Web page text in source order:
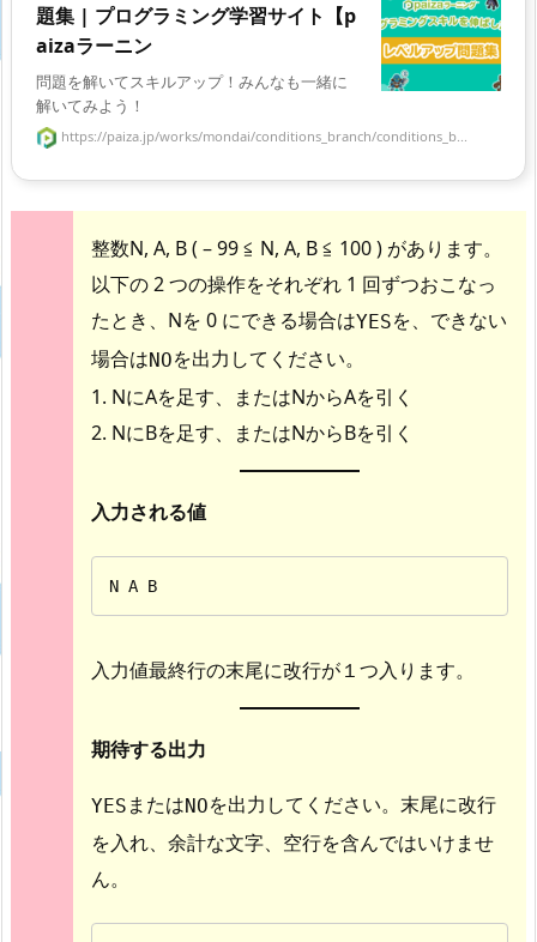
題集 | プログラミング学習サイト【p
aizaラーニン
問題を解いてスキルアップ！みんなも一緒に
解いてみよう！
https://paiza.jp/works/mondai/conditions_branch/conditions_b...
整数N, A, B ( – 99 ≦ N, A, B ≦ 100 ) があります。
以下の 2 つの操作をそれぞれ 1 回ずつおこなっ
たとき、Nを 0 にできる場合はYESを、できない
場合はNOを出力してください。
1. NにAを足す、またはNからAを引く
2. NにBを足す、またはNからBを引く
入力される値
N A B
入力値最終行の末尾に改行が１つ入ります。
期待する出力
YES またはNOを出力してください。末尾に改行
を入れ、余計な文字、空行を含んではいけませ
ん。